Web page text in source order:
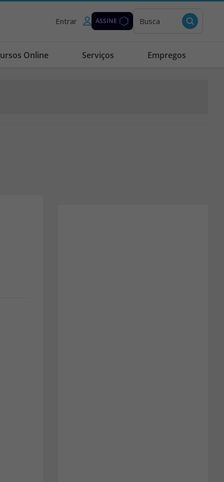
Entrar ASSINE Busca
Online Serviços Empregos